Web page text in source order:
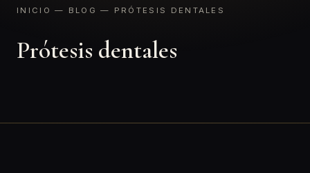
INICIO — BLOG — PRÓTESIS DENTALES
Prótesis dentales